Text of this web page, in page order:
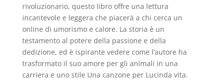
rivoluzionario, questo libro offre una lettura
incantevole e leggera che piacerà a chi cerca un
online di umorismo e calore. La storia è un
testamento al potere della passione e della
dedizione, ed è ispirante vedere come l’autore ha
trasformato il suo amore per gli animali in una
carriera e uno stile Una canzone per Lucinda vita.